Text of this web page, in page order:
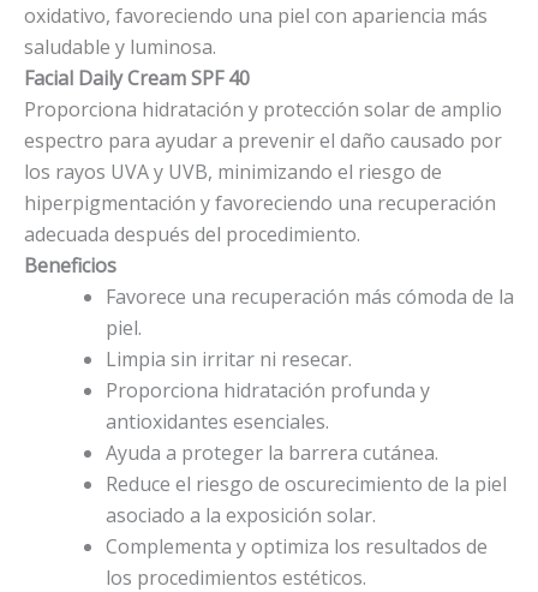
oxidativo, favoreciendo una piel con apariencia más
saludable y luminosa.
Facial Daily Cream SPF 40
Proporciona hidratación y protección solar de amplio
espectro para ayudar a prevenir el daño causado por
los rayos UVA y UVB, minimizando el riesgo de
hiperpigmentación y favoreciendo una recuperación
adecuada después del procedimiento.
Beneficios
Favorece una recuperación más cómoda de la
piel.
Limpia sin irritar ni resecar.
Proporciona hidratación profunda y
antioxidantes esenciales.
Ayuda a proteger la barrera cutánea.
Reduce el riesgo de oscurecimiento de la piel
asociado a la exposición solar.
Complementa y optimiza los resultados de
los procedimientos estéticos.